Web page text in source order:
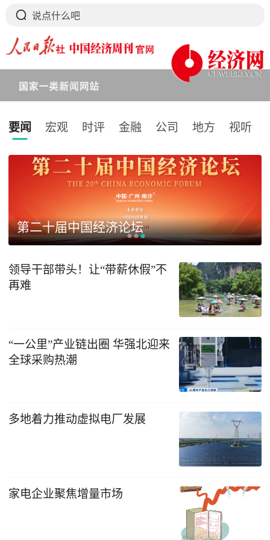
要闻 宏观 时评 金融 公司 地方 视听
下拉刷新
第二十届中国经济论坛
领导干部带头！让“带薪休假”不
再难
“一公里”产业链出圈 华强北迎来
全球采购热潮
多地着力推动虚拟电厂发展
家电企业聚焦增量市场